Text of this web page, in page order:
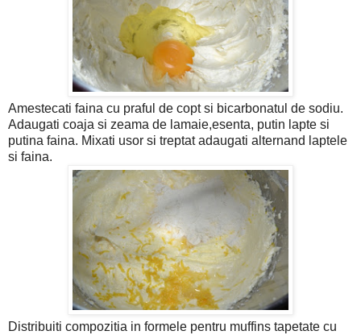
Amestecati faina cu praful de copt si bicarbonatul de sodiu.
Adaugati coaja si zeama de lamaie,esenta, putin lapte si
putina faina. Mixati usor si treptat adaugati alternand laptele
si faina.
Distribuiti compozitia in formele pentru muffins tapetate cu